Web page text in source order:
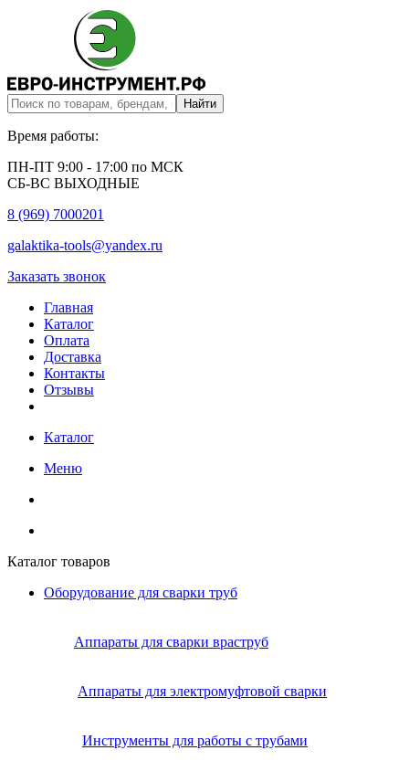
Время работы:
ПН-ПТ 9:00 - 17:00 по МСК
СБ-ВС ВЫХОДНЫЕ
8 (969) 7000201
galaktika-tools@yandex.ru
Заказать звонок
Главная
Каталог
Оплата
Доставка
Контакты
Отзывы
Каталог
Меню
Каталог товаров
Оборудование для сварки труб
Аппараты для сварки враструб
Аппараты для электромуфтовой сварки
Инструменты для работы с трубами